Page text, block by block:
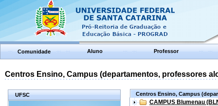
Comunidade Aluno Professor
Centros Ensino, Campus (departamentos, professores
UFSC Centros Ensino, Campus
CAMPUS Blumenau